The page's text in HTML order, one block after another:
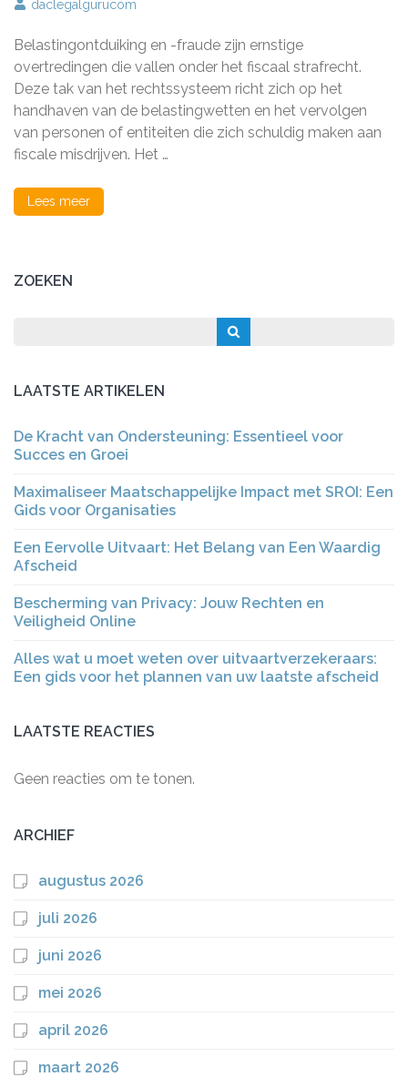
daclegalgurucom
Belastingontduiking en -fraude zijn ernstige
overtredingen die vallen onder het fiscaal strafrecht.
Deze tak van het rechtssysteem richt zich op het
handhaven van de belastingwetten en het vervolgen
van personen of entiteiten die zich schuldig maken aan
fiscale misdrijven. Het …
Lees meer
ZOEKEN
LAATSTE ARTIKELEN
De Kracht van Ondersteuning: Essentieel voor
Succes en Groei
Maximaliseer Maatschappelijke Impact met SROI: Een
Gids voor Organisaties
Een Eervolle Uitvaart: Het Belang van Een Waardig
Afscheid
Bescherming van Privacy: Jouw Rechten en
Veiligheid Online
Alles wat u moet weten over uitvaartverzekeraars:
Een gids voor het plannen van uw laatste afscheid
LAATSTE REACTIES
Geen reacties om te tonen.
ARCHIEF
augustus 2026
juli 2026
juni 2026
mei 2026
april 2026
maart 2026